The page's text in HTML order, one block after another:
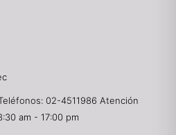
02-4511986 Atención
am - 17:00 pm